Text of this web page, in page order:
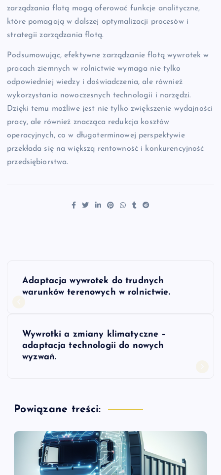
zarządzania flotą mogą oferować funkcje analityczne,
które pomagają w dalszej optymalizacji procesów i
strategii zarządzania flotą.
Podsumowując, efektywne zarządzanie flotą wywrotek w
pracach ziemnych w rolnictwie wymaga nie tylko
odpowiedniej wiedzy i doświadczenia, ale również
wykorzystania nowoczesnych technologii i narzędzi.
Dzięki temu możliwe jest nie tylko zwiększenie wydajności
pracy, ale również znacząca redukcja kosztów
operacyjnych, co w długoterminowej perspektywie
przekłada się na większą rentowność i konkurencyjność
przedsiębiorstwa.
c
Adaptacja wywrotek do trudnych
warunków terenowych w rolnictwie.
Wywrotki a zmiany klimatyczne –
adaptacja technologii do nowych
wyzwań.
Powiązane treści: